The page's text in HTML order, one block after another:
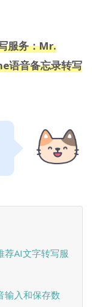
服务：Mr.
语音备忘录转写
荐AI文字转写服
输入和保存数